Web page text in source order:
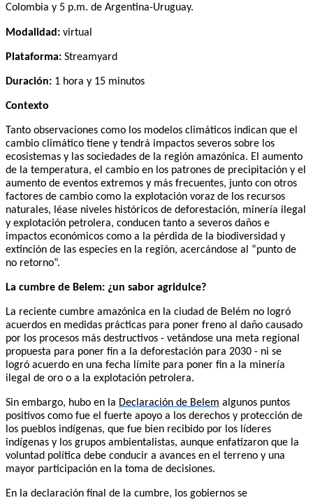
Colombia y 5 p.m. de Argentina-Uruguay.
Modalidad: virtual
Plataforma: Streamyard
Duración: 1 hora y 15 minutos
Contexto
Tanto observaciones como los modelos climáticos indican que el
cambio climático tiene y tendrá impactos severos sobre los
ecosistemas y las sociedades de la región amazónica. El aumento
de la temperatura, el cambio en los patrones de precipitación y el
aumento de eventos extremos y más frecuentes, junto con otros
factores de cambio como la explotación voraz de los recursos
naturales, léase niveles históricos de deforestación, minería ilegal
y explotación petrolera, conducen tanto a severos daños e
impactos económicos como a la pérdida de la biodiversidad y
extinción de las especies en la región, acercándose al “punto de
no retorno”.
La cumbre de Belem: ¿un sabor agridulce?
La reciente cumbre amazónica en la ciudad de Belém no logró
acuerdos en medidas prácticas para poner freno al daño causado
por los procesos más destructivos - vetándose una meta regional
propuesta para poner fin a la deforestación para 2030 - ni se
logró acuerdo en una fecha límite para poner fin a la minería
ilegal de oro o a la explotación petrolera.
Sin embargo, hubo en la Declaración de Belem algunos puntos
positivos como fue el fuerte apoyo a los derechos y protección de
los pueblos indígenas, que fue bien recibido por los líderes
indígenas y los grupos ambientalistas, aunque enfatizaron que la
voluntad política debe conducir a avances en el terreno y una
mayor participación en la toma de decisiones.
En la declaración final de la cumbre, los gobiernos se